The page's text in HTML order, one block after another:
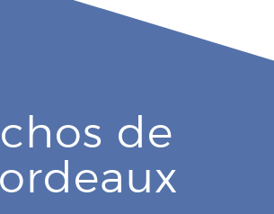
de